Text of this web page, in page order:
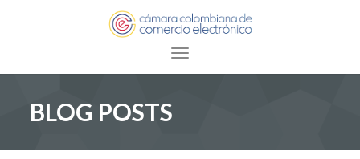
Toggle navigation
BLOG POSTS